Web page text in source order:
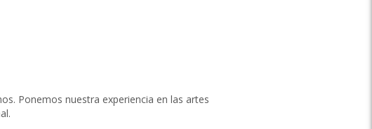
Ponemos nuestra experiencia en las artes